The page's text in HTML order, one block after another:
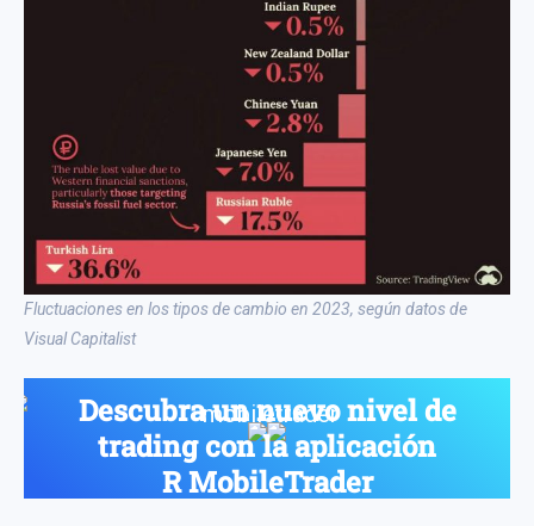
Fluctuaciones en los tipos de cambio en 2023, según datos de
Visual Capitalist
Descubra un nuevo nivel de
trading con la aplicación
R MobileTrader